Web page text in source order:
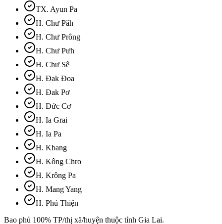
TX. Ayun Pa
H. Chư Păh
H. Chư Prông
H. Chư Pưh
H. Chư Sê
H. Đak Đoa
H. Đak Pơ
H. Đức Cơ
H. Ia Grai
H. Ia Pa
H. Kbang
H. Kông Chro
H. Krông Pa
H. Mang Yang
H. Phú Thiện
Bao phủ 100% TP/thị xã/huyện thuộc tỉnh Gia Lai.